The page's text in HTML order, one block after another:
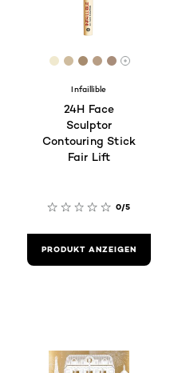
are available[Color]: #f0e9cf
[Color]: #cfbc9e
[Color]:
[Color]:
[Color]:
More
Infaillible
24H Face
Sculptor
Contouring Stick
Fair Lift
0/5
PRODUKT ANZEIGEN